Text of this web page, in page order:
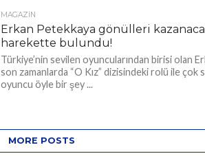
MAGAZIN
Erkan Petekkaya gönülleri
harekette bulundu!
Türkiye’nin sevilen oyuncularından birisi olan
son zamanlarda “O Kız” dizisindeki rolü ile çok
oyuncu öyle bir şey ...
MORE POSTS